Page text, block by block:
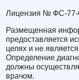
Лицензия № ФС-77-
Размещенная
предоставляется
целях и не
Определение
должны
врачом.